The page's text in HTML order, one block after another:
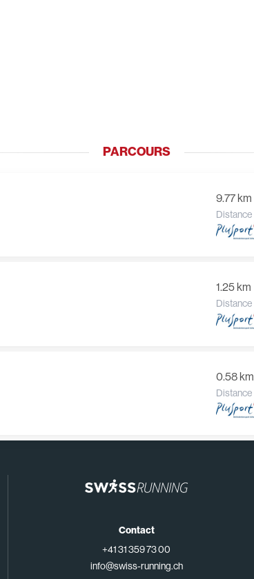
PARCOURS
9.77 km
Distance
1.25 km
Distance
0.58 km
Distance
Contact
+41 31 359 73 00
info@swiss-running.ch